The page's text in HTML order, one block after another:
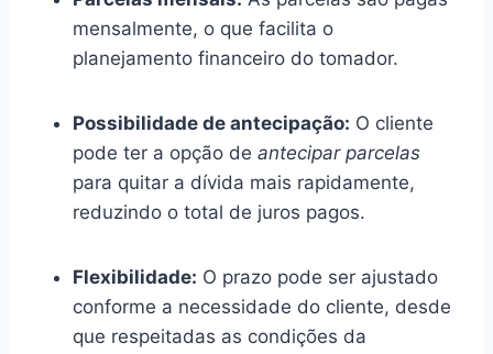
mensalmente, o que facilita o
planejamento financeiro do tomador.
Possibilidade de antecipação: O cliente
pode ter a opção de antecipar parcelas
para quitar a dívida mais rapidamente,
reduzindo o total de juros pagos.
Flexibilidade: O prazo pode ser ajustado
conforme a necessidade do cliente, desde
que respeitadas as condições da